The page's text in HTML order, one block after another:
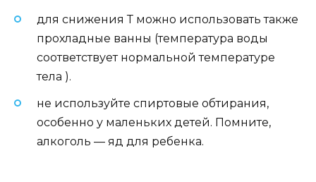
для снижения Т можно использовать также
прохладные ванны (температура воды
соответствует нормальной температуре
тела ).
не используйте спиртовые обтирания,
особенно у маленьких детей. Помните,
алкоголь — яд для ребенка.